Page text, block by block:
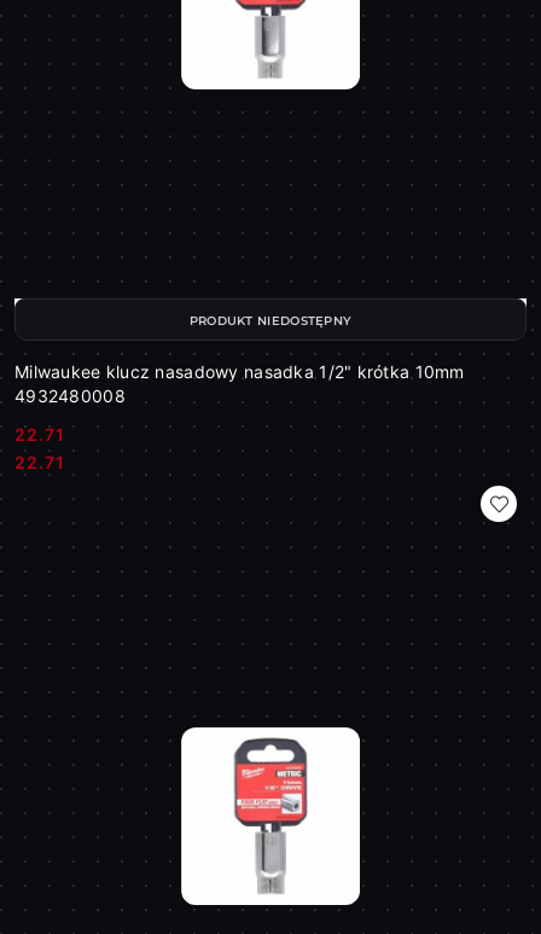
Milwaukee klucz nasadowy nasadka 1/2" krótka 10mm
4932480008
Cena:
22.71
Cena:
22.71
PRODUKT NIEDOSTĘPNY